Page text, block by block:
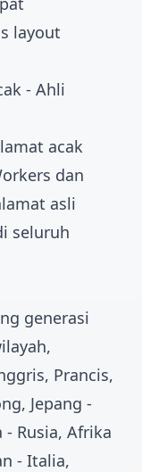
layout
- Ahli
acak
dan
asli
seluruh
generasi
Prancis,
Jepang -
Rusia, Afrika
- Italia,